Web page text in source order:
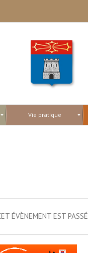
Vie pratique
ÉVÈNEMENT EST PASSÉ